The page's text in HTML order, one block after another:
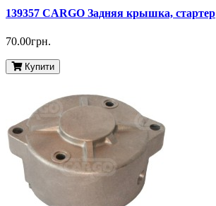
139357 CARGO Задняя крышка, стартер
70.00грн.
Купити